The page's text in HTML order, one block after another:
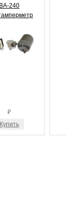
ВА-240
₽
Купить